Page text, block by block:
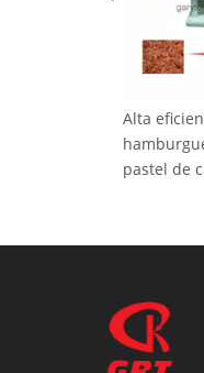
eficiencia Nueva prensa de
para hacer
de carne (GRT-HR-110L)